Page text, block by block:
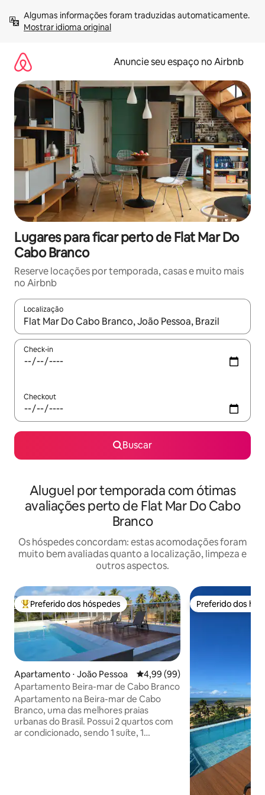
para
Mostrar idioma original
Anuncie seu espaço no Airbnb
Lugares para ficar perto de Flat Mar Do
Cabo Branco
Reserve locações por temporada, casas e muito mais
no Airbnb
Localização
Quando os resultados estiverem disponíveis, explore-os
Check-in
Checkout
Buscar
Aluguel por temporada com ótimas
avaliações perto de Flat Mar Do Cabo
Branco
Os hóspedes concordam: estas acomodações foram
muito bem avaliadas quanto a localização, limpeza e
outros aspectos.
Entre os melhores preferidos dos hóspedes
Preferido dos hóspedes
Apartamento ⋅ João Pessoa 4,99 de uma avaliação média
4,99 (99)
Apartamento Beira-mar de Cabo Branco
Apartamento na Beira-mar de Cabo
Branco, uma das melhores praias
urbanas do Brasil. Possui 2 quartos com
ar condicionado, sendo 1 suíte, 1
Preferido dos
Preferido dos